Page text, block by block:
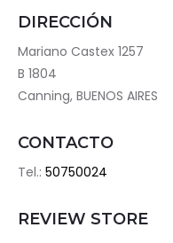
DIRECCIÓN
Mariano Castex 1257
B 1804
Canning, BUENOS AIRES
CONTACTO
Tel.: 50750024
REVIEW STORE